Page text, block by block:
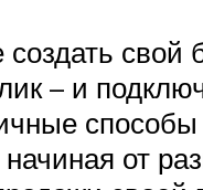
свой
– и
способы
начиная от